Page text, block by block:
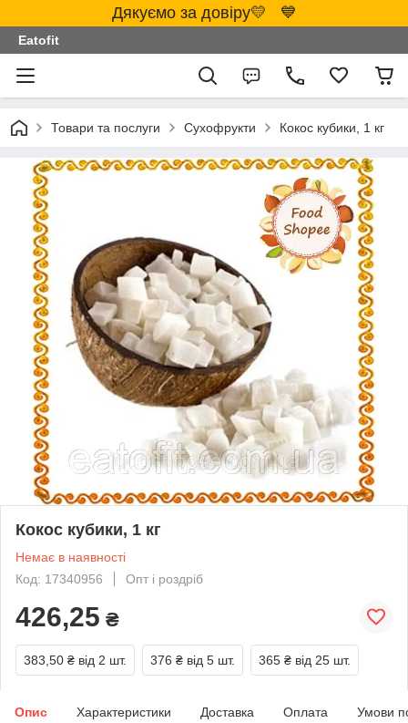
Дякуємо за довіру💛 💙
Eatofit
Товари та послуги Сухофрукти Кокос кубики, 1 кг
Кокос кубики, 1 кг
Немає в наявності
Код: 17340956
Опт і роздріб
426,25 ₴
383,50 ₴ від 2 шт. 376 ₴ від 5 шт. 365 ₴ від 25 шт.
Опис Характеристики Доставка Оплата Умови